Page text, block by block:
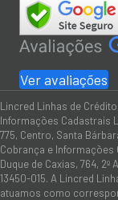
Ver avaliações
Lincred Linhas de
Informações Cadastrais
775, Centro, Santa
Cobrança e Informações
Duque de Caxias, 764, 2º
13450-015. A Lincred
atuamos como